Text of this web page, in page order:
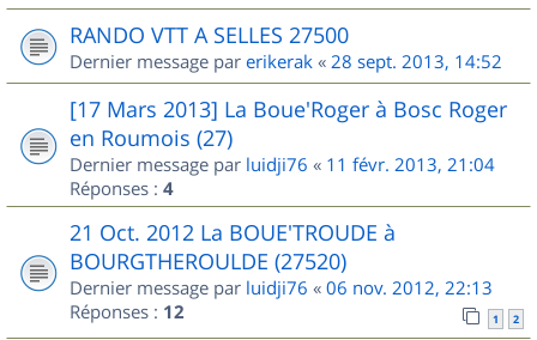
RANDO VTT A SELLES 27500
Dernier message par erikerak « 28 sept. 2013, 14:52
[17 Mars 2013] La Boue'Roger à Bosc Roger
en Roumois (27)
Dernier message par luidji76 « 11 févr. 2013, 21:04
Réponses : 4
21 Oct. 2012 La BOUE'TROUDE à
BOURGTHEROULDE (27520)
Dernier message par luidji76 « 06 nov. 2012, 22:13
Réponses : 12 1 2